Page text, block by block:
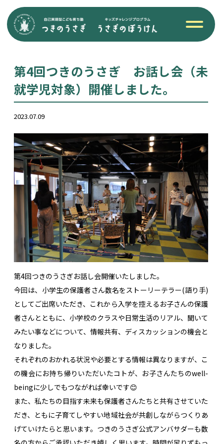
第4回つきのうさぎ お話し会（未
就学児対象）開催しました。
2023.07.09
第4回つきのうさぎお話し会開催いたしました。
今回は、小学生の保護者さん数名をストーリーテラー(語り手)
としてご出席いただき、これから入学を控えるお子さんの保護
者さんとともに、小学校のクラスや日常生活のリアル、聞いて
みたい事などについて、情報共有、ディスカッションの機会と
なりました。
それぞれのおかれる状況や必要とする情報は異なりますが、こ
の機会にお持ち帰りいただいたコトが、お子さんたちのwell-
beingに少しでもつながれば幸いです😊
また、私たちの目指す未来も保護者さんたちと共有させていた
だき、ともに子育てしやすい地域社会が共創しながらつくりあ
げていけたらと思います。つきのうさぎ公式アンバサダーも数